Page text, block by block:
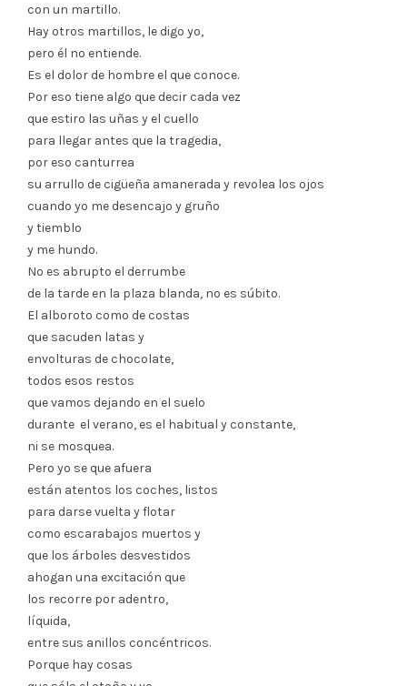
con un martillo.
Hay otros martillos, le digo yo,
pero él no entiende.
Es el dolor de hombre el que conoce.
Por eso tiene algo que decir cada vez
que estiro las uñas y el cuello
para llegar antes que la tragedia,
por eso canturrea
su arrullo de cigüeña amanerada y revolea los ojos
cuando yo me desencajo y gruño
y tiemblo
y me hundo.
No es abrupto el derrumbe
de la tarde en la plaza blanda, no es súbito.
El alboroto como de costas
que sacuden latas y
envolturas de chocolate,
todos esos restos
que vamos dejando en el suelo
durante el verano, es el habitual y constante,
ni se mosquea.
Pero yo se que afuera
están atentos los coches, listos
para darse vuelta y flotar
como escarabajos muertos y
que los árboles desvestidos
ahogan una excitación que
los recorre por adentro,
líquida,
entre sus anillos concéntricos.
Porque hay cosas